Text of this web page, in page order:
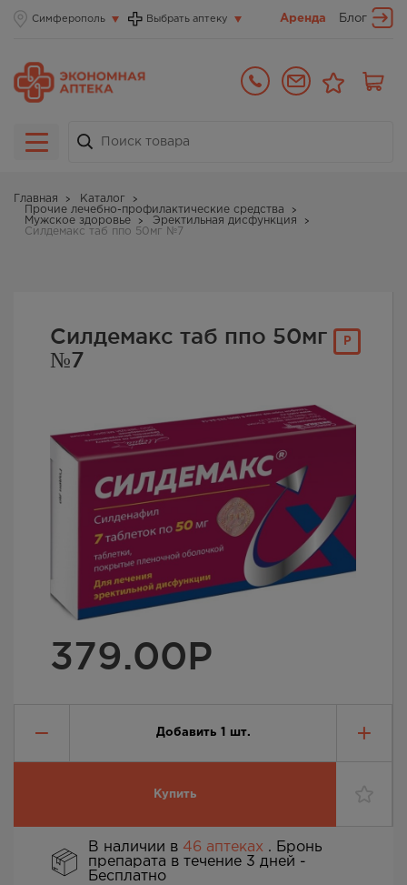
Симферополь Выбрать аптеку Аренда Блог
Главная
Каталог
Прочие лечебно-профилактические средства
Мужское здоровье
Эректильная дисфункция
Силдемакс таб ппо 50мг №7
Р
Силдемакс таб ппо 50мг
№7
379.00Р
Добавить 1 шт.
Купить
В наличии в 46 аптеках . Бронь
препарата в течение 3 дней -
Бесплатно